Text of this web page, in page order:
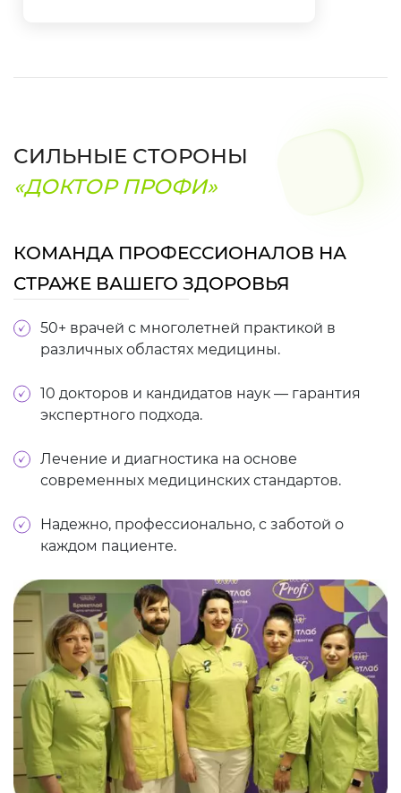
СИЛЬНЫЕ СТОРОНЫ
«ДОКТОР ПРОФИ»
КОМАНДА ПРОФЕССИОНАЛОВ НА
СТРАЖЕ ВАШЕГО ЗДОРОВЬЯ
50+ врачей с многолетней практикой в
различных областях медицины.
10 докторов и кандидатов наук — гарантия
экспертного подхода.
Лечение и диагностика на основе
современных медицинских стандартов.
Надежно, профессионально, с заботой о
каждом пациенте.